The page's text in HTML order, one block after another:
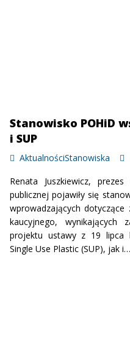
Stanowisko POHiD
i SUP
AktualnościStanowiska
Renata Juszkiewicz,
publicznej pojawiły się
wprowadzających
kaucyjnego,
projektu ustawy z 19 lipca
Single Use Plastic (SUP), jak i…